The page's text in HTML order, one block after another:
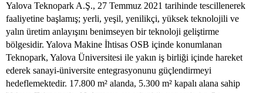
Yalova Teknopark A.Ş., 27 Temmuz 2021 tarihinde tescillenerek
faaliyetine başlamış; yerli, yeşil, yenilikçi, yüksek teknolojili ve
yalın üretim anlayışını benimseyen bir teknoloji geliştirme
bölgesidir. Yalova Makine İhtisas OSB içinde konumlanan
Teknopark, Yalova Üniversitesi ile yakın iş birliği içinde hareket
ederek sanayi-üniversite entegrasyonunu güçlendirmeyi
hedeflemektedir. 17.800 m² alanda, 5.300 m² kapalı alana sahip